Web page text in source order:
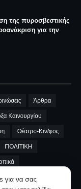
της πυροσβεστικής
για την
Άρθρα
Καινουργίου
Θέατρο-Κιν/φος
ΠΟΛΙΤΙΚΗ
video
για να σας